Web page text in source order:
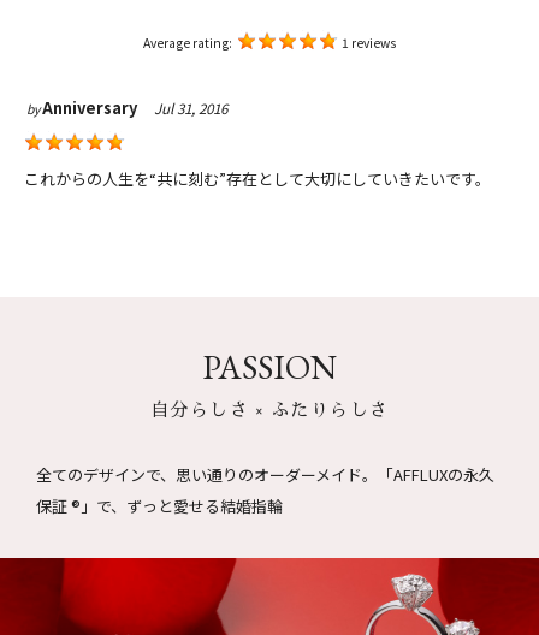
Average rating: 1 reviews
Jul 31, 2016
byAnniversary
これからの人生を“共に刻む”存在として大切にしていきたいです。
PASSION
自分らしさ × ふたりらしさ
全てのデザインで、思い通りのオーダーメイド。
「AFFLUXの永久
保証 ®」で、ずっと愛せる結婚指輪